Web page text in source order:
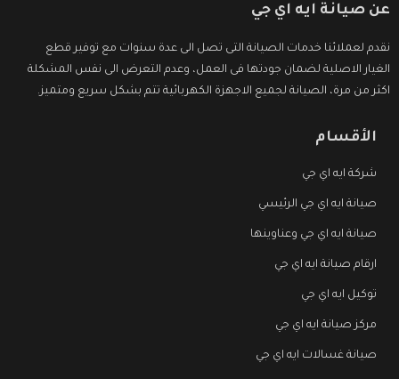
عن صيانة ايه اي جي
نقدم لعملائنا خدمات الصيانة التى تصل الى عدة سنوات مع توفير قطع
الغيار الاصلية لضمان جودتها فى العمل، وعدم التعرض الى نفس المشكلة
اكثر من مرة، الصيانة لجميع الاجهزة الكهربائية تتم بشكل سريع ومتميز.
الأقسام
شركة ايه اي جي
صيانة ايه اي جي الرئيسي
صيانة ايه اي جي وعناوينها
ارقام صيانة ايه اي جي
توكيل ايه اي جي
مركز صيانة ايه اي جي
صيانة غسالات ايه اي جي